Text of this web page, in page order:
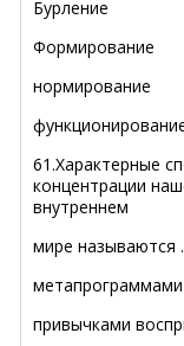
Бурление
Формирование
нормирование
61.Характерные
концентрации
внутреннем
мире называются
метапрограммами
привычками